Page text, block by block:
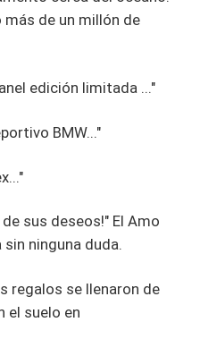
más de un millón de
edición limitada ..."
BMW..."
sus deseos!" El Amo
ninguna duda.
regalos se llenaron de
el suelo en